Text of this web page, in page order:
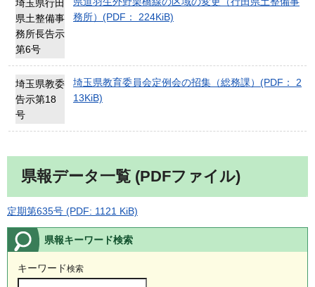
埼玉県行田
県土整備事
務所長告示
第6号
務所）(PDF： 224KiB)
埼玉県教委
告示第18
号
埼玉県教育委員会定例会の招集（総務課）(PDF： 2
13KiB)
県報データ一覧 (PDFファイル)
定期第635号 (PDF: 1121 KiB)
県報キーワード検索
キーワード検索